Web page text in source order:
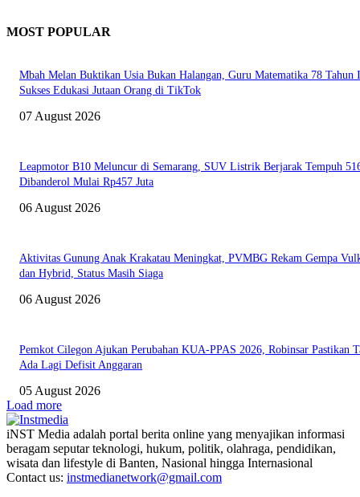
MOST POPULAR
Mbah Melan Buktikan Usia Bukan Halangan, Guru Matematika 78 Tahun
Sukses Edukasi Jutaan Orang di TikTok
07 August 2026
Leapmotor B10 Meluncur di Semarang, SUV Listrik Berjarak Tempuh
Dibanderol Mulai Rp457 Juta
06 August 2026
Aktivitas Gunung Anak Krakatau Meningkat, PVMBG Rekam Gempa
dan Hybrid, Status Masih Siaga
06 August 2026
Pemkot Cilegon Ajukan Perubahan KUA-PPAS 2026, Robinsar Pastikan
Ada Lagi Defisit Anggaran
05 August 2026
Load more
iNST Media adalah portal berita online yang menyajikan informasi
beragam seputar teknologi, hukum, politik, olahraga, pendidikan,
wisata dan lifestyle di Banten, Nasional hingga Internasional
Contact us: instmedianetwork@gmail.com